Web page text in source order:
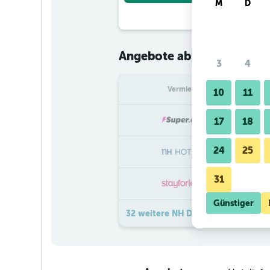
Angebote ab€ 48
Vermieter
32 weitere NH DÜsseldorf City
M D
3 4
10 11
17 18
24 25
31
Günstiger